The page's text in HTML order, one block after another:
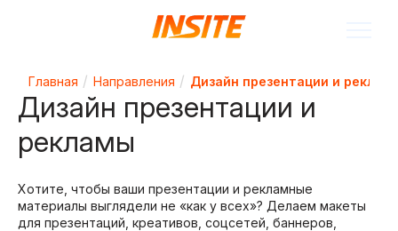
Главная Направления Дизайн презентации и
Дизайн презентации и
рекламы
Хотите, чтобы ваши презентации и рекламные
материалы выглядели не «как у всех»? Делаем макеты
для презентаций, креативов, соцсетей, баннеров,